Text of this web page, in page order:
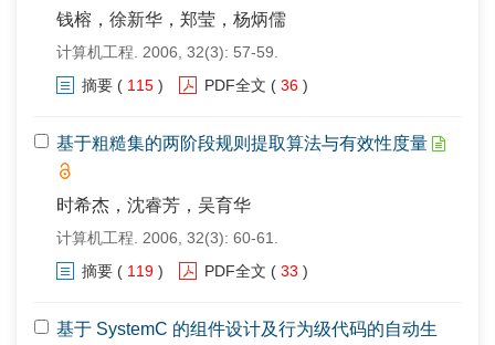
钱榕，徐新华，郑莹，杨炳儒
计算机工程. 2006, 32(3): 57-59.
摘要 ( 115 ) PDF全文 ( 36 )
基于粗糙集的两阶段规则提取算法与有效性度量
时希杰，沈睿芳，吴育华
计算机工程. 2006, 32(3): 60-61.
摘要 ( 119 ) PDF全文 ( 33 )
基于 SystemC 的组件设计及行为级代码的自动生